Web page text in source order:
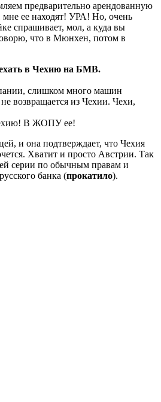
предварительно арендованную
ее находят! УРА! Но, очень
спрашивает, мол, а куда вы
что в Мюнхен, потом в
в Чехию на БМВ.
слишком много машин
возвращается из Чехии. Чехи,
В ЖОПУ ее!
и она подтверждает, что Чехия
Хватит и просто Австрии. Так
серии по обычным правам и
банка (прокатило).